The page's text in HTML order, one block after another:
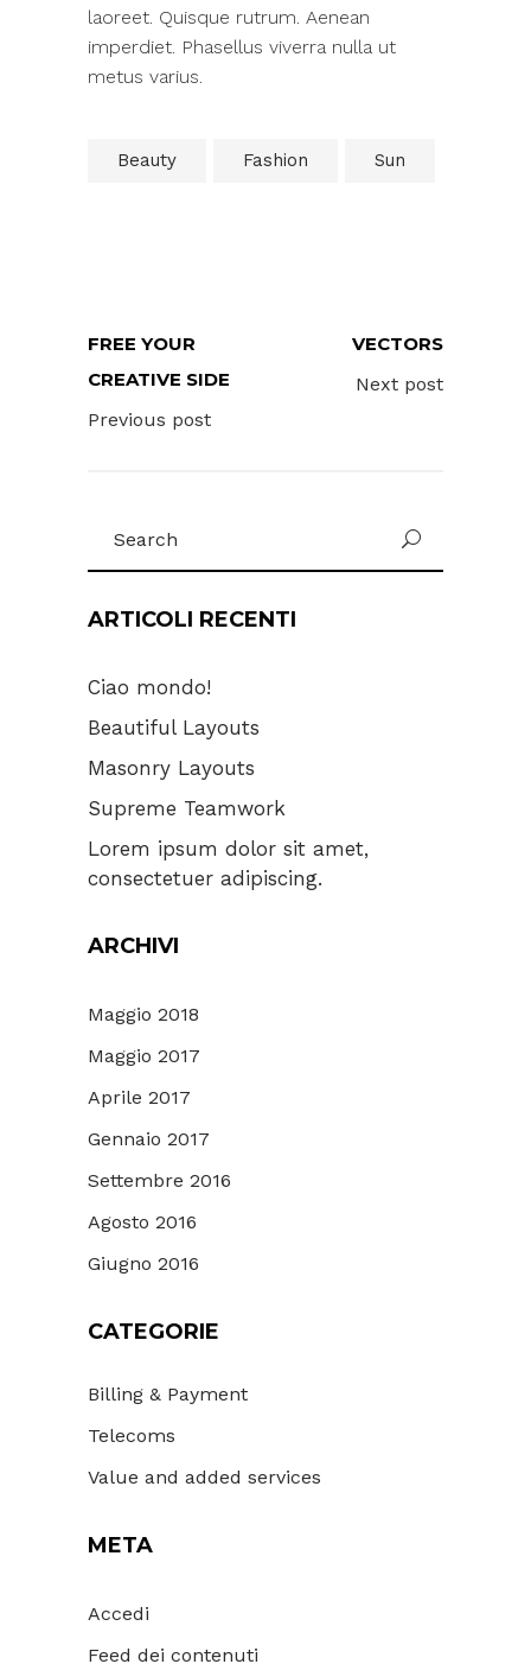
laoreet. Quisque rutrum. Aenean
imperdiet. Phasellus viverra nulla ut
metus varius.
Beauty Fashion Sun
FREE YOUR
CREATIVE SIDE
Previous post
VECTORS
Next post
for:
ARTICOLI RECENTI
Ciao mondo!
Beautiful Layouts
Masonry Layouts
Supreme Teamwork
Lorem ipsum dolor sit amet,
consectetuer adipiscing.
ARCHIVI
Maggio 2018
Maggio 2017
Aprile 2017
Gennaio 2017
Settembre 2016
Agosto 2016
Giugno 2016
CATEGORIE
Billing & Payment
Telecoms
Value and added services
META
Accedi
Feed dei contenuti